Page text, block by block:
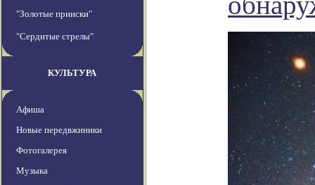
"Золотые прииски"
"Сердитые стрелы"
КУЛЬТУРА
Афиша
Новые передвжиники
Фотогалерея
Музыка